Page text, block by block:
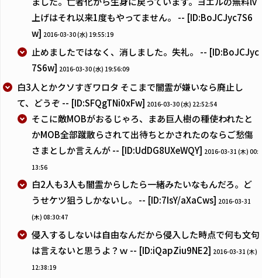
上げはそれ以来1度もやってません。 -- [ID:BoJCJyc7S6
w] 2016-03-30 (水) 19:55:19
止めましたではなく、消しました。失礼。 -- [ID:BoJCJyc
7S6w] 2016-03-30 (水) 19:56:09
白3人とかクソすぎワロタ そこまで闇霊が嫌いなら廃止し
て、どうぞ -- [ID:SFQgTNi0xFw] 2016-03-30 (水) 22:52:54
そこに敵MOBがおるじゃろ、まあ巨人樹の種使われたと
かMOB全部蹴散らされて出待ちとかされたのならご愁傷
さまとしか言えんが -- [ID:UdDG8UXeWQY] 2016-03-31 (木) 00:
13:56
白2人も3人も闇霊からしたら一緒みたいなもんだろ。ど
うせケツ狙うしかないし。 -- [ID:7IsY/aXaCws] 2016-03-31
(木) 08:30:47
侵入するしないは自由なんだから侵入した時点で何も文句
は言えないと思うよ？ｗ -- [ID:iQapZiu9NE2] 2016-03-31 (木)
12:38:19